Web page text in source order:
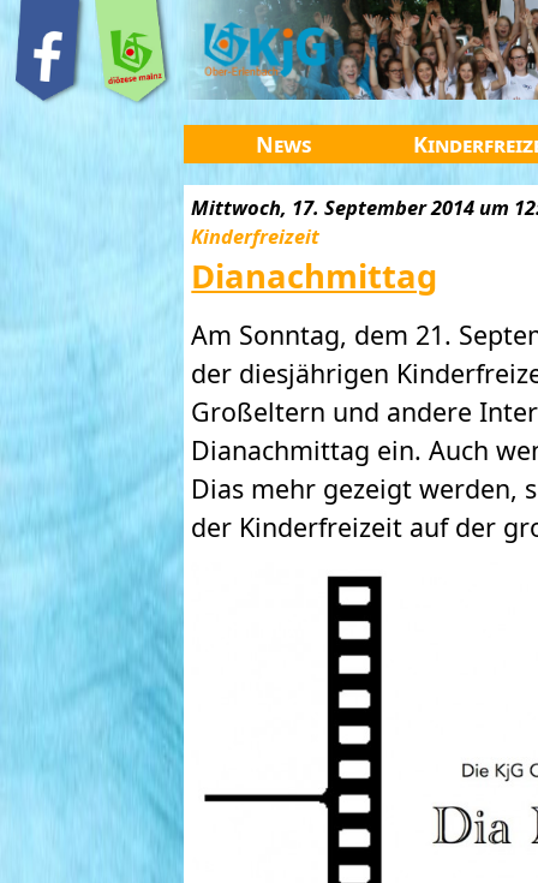
News
Mittwoch, 17. September 2014 um
Kinderfreizeit
Dianachmittag
Am Sonntag, dem 21.
der diesjährigen
Großeltern und andere
Dianachmittag ein. Auch
Dias mehr gezeigt werden,
der Kinderfreizeit auf der